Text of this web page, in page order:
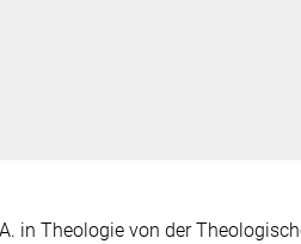
in Theologie von der